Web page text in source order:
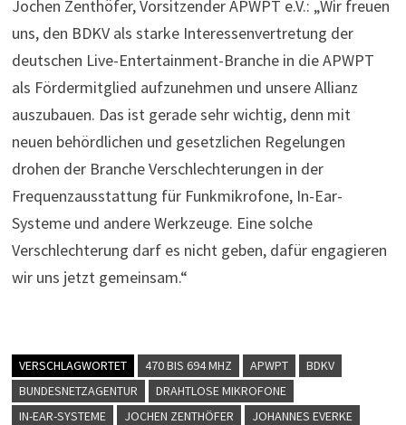
Jochen Zenthöfer, Vorsitzender APWPT e.V.: „Wir freuen
uns, den BDKV als starke Interessenvertretung der
deutschen Live-Entertainment-Branche in die APWPT
als Fördermitglied aufzunehmen und unsere Allianz
auszubauen. Das ist gerade sehr wichtig, denn mit
neuen behördlichen und gesetzlichen Regelungen
drohen der Branche Verschlechterungen in der
Frequenzausstattung für Funkmikrofone, In-Ear-
Systeme und andere Werkzeuge. Eine solche
Verschlechterung darf es nicht geben, dafür engagieren
wir uns jetzt gemeinsam.“
VERSCHLAGWORTET 470 BIS 694 MHZ APWPT
BDKV
BUNDESNETZAGENTUR
DRAHTLOSE MIKROFONE
IN-EAR-SYSTEME
JOCHEN ZENTHÖFER
JOHANNES EVERKE